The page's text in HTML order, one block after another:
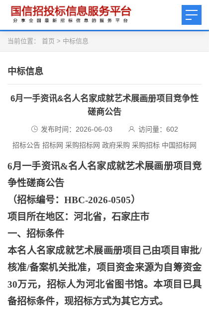
当前位置： 首页 > 中标信息
中标信息
6月一手资讯&名人名家成就艺术展画册项目竞争性
磋商公告
发布时间：2026-06-03 访问量： 602
招标公告 招标网 采购招标网 政府采购 采购招标 中国招标网
6月一手资讯&名人名家成就艺术展画册项目竞
争性磋商公告
（招标编号： HBC-2026-0505）
项目所在地区：河北省，石家庄市
一、招标条件
本名人名家成就艺术展画册项目己由项目审批/
核准/备案机关批准，项目资金来源为自筹资金
30万元，招标人为河北省图书馆。本项目已具
备招标条件，现招标方式为其它方式。